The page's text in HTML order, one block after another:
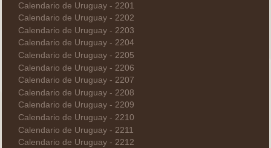
Calendario de Uruguay - 2201
Calendario de Uruguay - 2202
Calendario de Uruguay - 2203
Calendario de Uruguay - 2204
Calendario de Uruguay - 2205
Calendario de Uruguay - 2206
Calendario de Uruguay - 2207
Calendario de Uruguay - 2208
Calendario de Uruguay - 2209
Calendario de Uruguay - 2210
Calendario de Uruguay - 2211
Calendario de Uruguay - 2212